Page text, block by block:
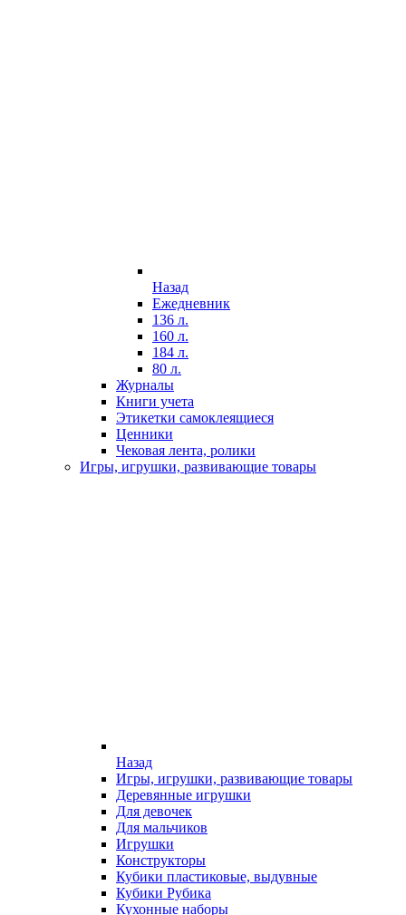
Назад
Ежедневник
136 л.
160 л.
184 л.
80 л.
Журналы
Книги учета
Этикетки самоклеящиеся
Ценники
Чековая лента, ролики
Игры, игрушки, развивающие товары
Назад
Игры, игрушки, развивающие товары
Деревянные игрушки
Для девочек
Для мальчиков
Игрушки
Конструкторы
Кубики пластиковые, выдувные
Кубики Рубика
Кухонные наборы